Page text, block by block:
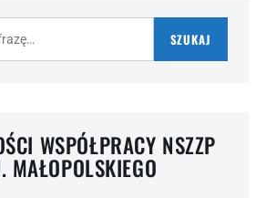
SZUKAJ
WSPÓŁPRACY NSZZP
MAŁOPOLSKIEGO